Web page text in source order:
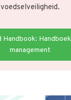
voedselveiligheid.
Handbook:
management